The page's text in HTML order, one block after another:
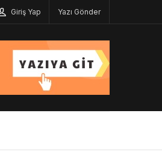
Giriş Yap Yazı Gönder